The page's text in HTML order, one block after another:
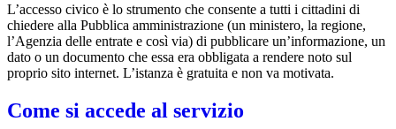
L’accesso civico è lo strumento che consente a tutti i cittadini di
chiedere alla Pubblica amministrazione (un ministero, la regione,
l’Agenzia delle entrate e così via) di pubblicare un’informazione, un
dato o un documento che essa era obbligata a rendere noto sul
proprio sito internet. L’istanza è gratuita e non va motivata.
Come si accede al servizio